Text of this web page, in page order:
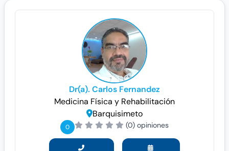
Dr(a). Carlos Fernandez
Medicina Física y Rehabilitación
Barquisimeto
0 (0) opiniones